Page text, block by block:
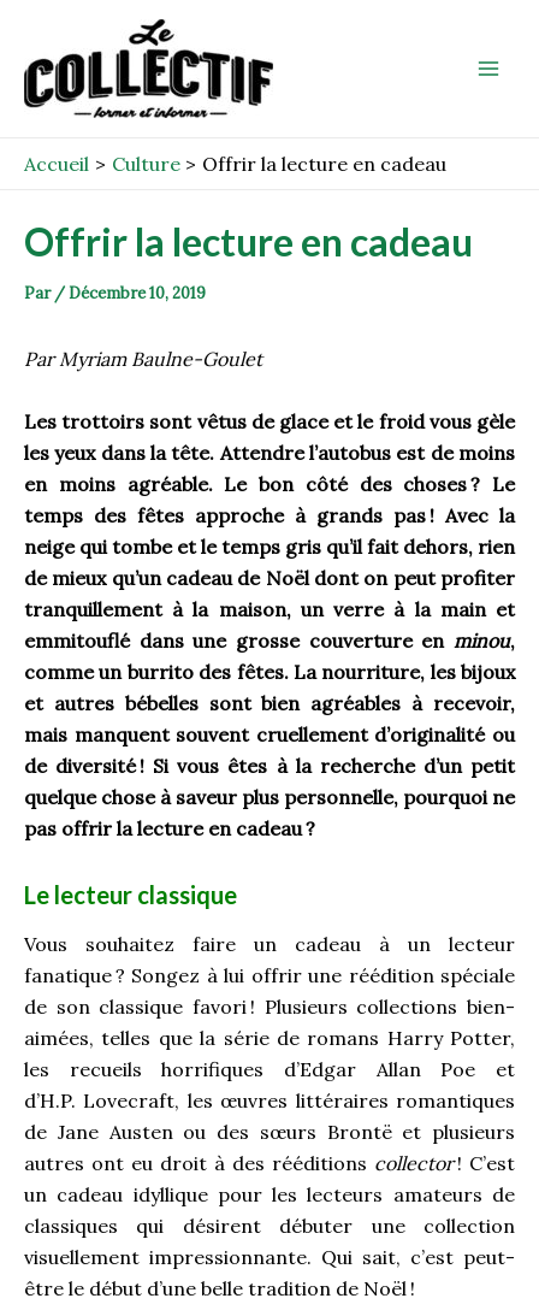
contenu
Accueil Culture Offrir la lecture en cadeau
Offrir la lecture en cadeau
Par /Décembre 10, 2019
Par Myriam Baulne-Goulet
Les trottoirs sont vêtus de glace et le froid vous gèle
les yeux dans la tête. Attendre l’autobus est de moins
en moins agréable. Le bon côté des choses? Le
temps des fêtes approche à grands pas ! Avec la
neige qui tombe et le temps gris qu’il fait dehors, rien
de mieux qu’un cadeau de Noël dont on peut profiter
tranquillement à la maison, un verre à la main et
emmitouflé dans une grosse couverture en minou,
comme un burrito des fêtes. La nourriture, les bijoux
et autres bébelles sont bien agréables à recevoir,
mais manquent souvent cruellement d’originalité ou
de diversité! Si vous êtes à la recherche d’un petit
quelque chose à saveur plus personnelle, pourquoi ne
pas offrir la lecture en cadeau?
Le lecteur classique
Vous souhaitez faire un cadeau à un lecteur
fanatique? Songez à lui offrir une réédition spéciale
de son classique favori ! Plusieurs collections bien-
aimées, telles que la série de romans Harry Potter,
les recueils horrifiques d’Edgar Allan Poe et
d’H.P. Lovecraft, les œuvres littéraires romantiques
de Jane Austen ou des sœurs Brontë et plusieurs
autres ont eu droit à des rééditions collector ! C’est
un cadeau idyllique pour les lecteurs amateurs de
classiques qui désirent débuter une collection
visuellement impressionnante. Qui sait, c’est peut-
être le début d’une belle tradition de Noël !
navigation